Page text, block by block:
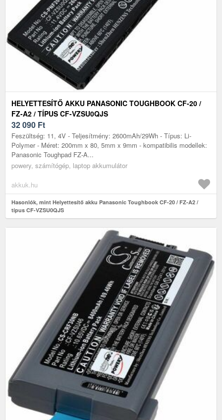
HELYETTESÍTŐ AKKU PANASONIC TOUGHBOOK CF-20 /
FZ-A2 / TÍPUS CF-VZSU0QJS
32 090 Ft
Feszültség: 11, 4V - Teljesítmény: 2600mAh/29Wh - Típus: Li-
Polymer - Méret: 200mm x 80, 5mm x 9mm - kompatibilis modellek:
Panasonic Toughpad FZ-A...
powery, számítógép, laptop akkumulátor
akkuk.hu
Hasonlók, mint Helyettesítő akku Panasonic Toughbook CF-20 / FZ-A2 /
típus CF-VZSU0QJS